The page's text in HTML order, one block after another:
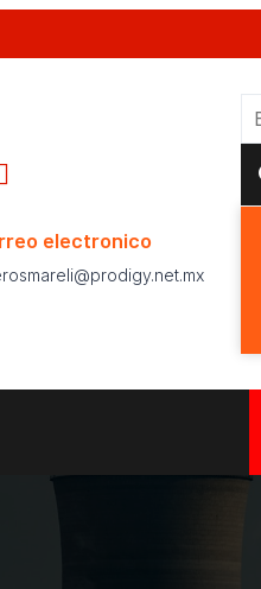
electronico